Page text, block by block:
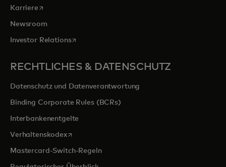
Karrierewird in einer neuen Registerkarte geöffnet
Newsroom
Investor Relationswird in einer neuen Registerkarte geöffnet
RECHTLICHES & DATENSCHUTZ
Datenschutz und Datenverantwortung
Binding Corporate Rules (BCRs)
Interbankenentgelte
Verhaltenskodexwird in einer neuen Registerkarte geöffnet
Mastercard-Switch-Regeln